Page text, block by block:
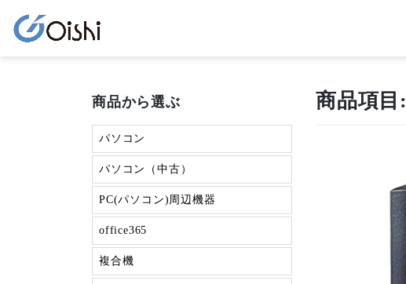
商品項目:
商品から選ぶ
パソコン
パソコン（中古）
PC(パソコン)周辺機器
office365
複合機